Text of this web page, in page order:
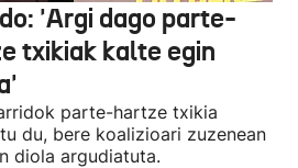
'Argi dago parte-
txikiak kalte egin
parte-hartze txikia
du, bere koalizioari zuzenean
diola argudiatuta.